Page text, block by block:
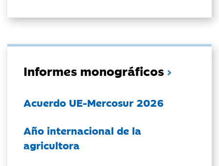
Informes monográficos
Acuerdo UE-Mercosur 2026
Año internacional de la
agricultora